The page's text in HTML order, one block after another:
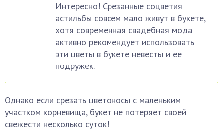
Интересно! Срезанные соцветия
астильбы совсем мало живут в букете,
хотя современная свадебная мода
активно рекомендует использовать
эти цветы в букете невесты и ее
подружек.
Однако если срезать цветоносы с маленьким
участком корневища, букет не потеряет своей
свежести несколько суток!